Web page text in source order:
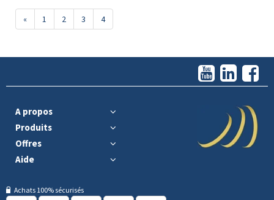
« 1 2 3 4
A propos
Produits
Offres
Aide
Achats 100% sécurisés